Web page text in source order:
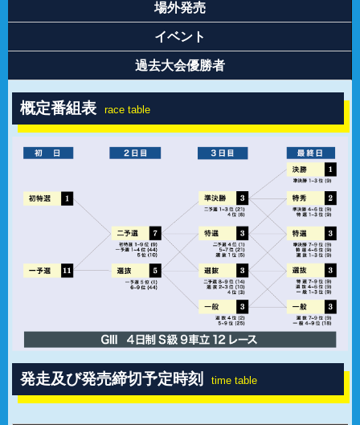
場外発売
イベント
過去大会優勝者
概定番組表 race table
発走及び発売締切予定時刻 time table